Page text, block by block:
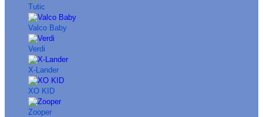
Tutic
Valco Baby
Verdi
X-Lander
XO KID
Zooper